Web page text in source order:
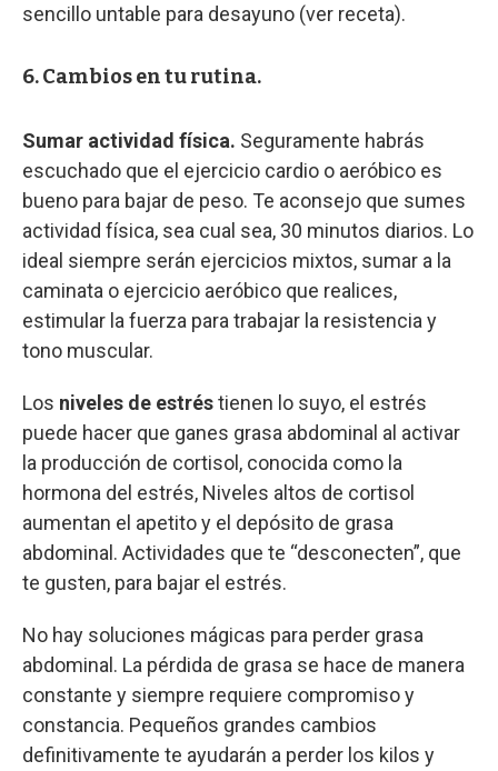
sencillo untable para desayuno (ver receta).
6. Cambios en tu rutina.
Sumar actividad física. Seguramente habrás
escuchado que el ejercicio cardio o aeróbico es
bueno para bajar de peso. Te aconsejo que sumes
actividad física, sea cual sea, 30 minutos diarios. Lo
ideal siempre serán ejercicios mixtos, sumar a la
caminata o ejercicio aeróbico que realices,
estimular la fuerza para trabajar la resistencia y
tono muscular.
Los niveles de estréstienen lo suyo, el estrés
puede hacer que ganes grasa abdominal al activar
la producción de cortisol, conocida como la
hormona del estrés, Niveles altos de cortisol
aumentan el apetito y el depósito de grasa
abdominal. Actividades que te “desconecten”, que
te gusten, para bajar el estrés.
No hay soluciones mágicas para perder grasa
abdominal. La pérdida de grasa se hace de manera
constante y siempre requiere compromiso y
constancia. Pequeños grandes cambios
definitivamente te ayudarán a perder los kilos y